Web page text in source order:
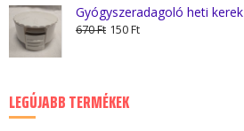
1
Gyógyszeradagoló heti kerek
670Ft Original
150FtCurrent
LEGÚJABB TERMÉKEK